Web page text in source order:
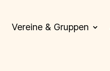
Vereine & Gruppen